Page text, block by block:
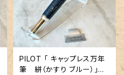
PILOT 「 キャップレス万年
筆 絣（かすり ブルー）」／